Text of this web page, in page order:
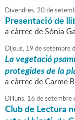
Divendres,20 de
Presentació de
a càrrec de Sònia
Dijous, 19 desetembre
La vegetació
protegides de la
a càrrec de Carme
Dilluns, 16 desetembre
Club de Lectura